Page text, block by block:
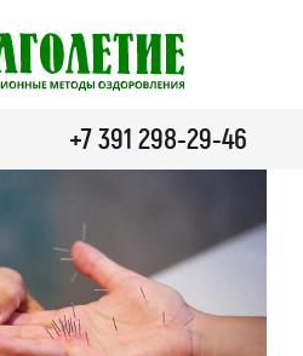
+7 391 298-29-46